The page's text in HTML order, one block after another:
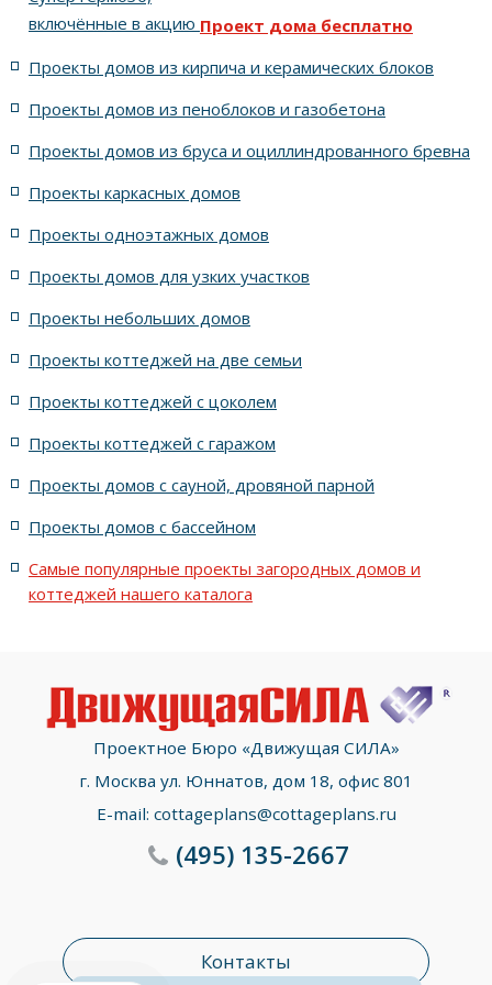
5 спален с цоколем и террасой
7 спален с крышей шале 5 спален и террасой
жилых в стиле Райта с 5 комнатами
жилых в английском стиле
жилых в современном стиле с террасой
с террасой и 6 комнатами
включённые в акциюПроект дома бесплатно
Проекты домов из кирпича и керамических блоков
Проекты домов из пеноблоков и газобетона
Проекты домов из бруса и оциллиндрованного бревна
Проекты каркасных домов
Проекты одноэтажных домов
Проекты домов для узких участков
Проекты небольших домов
Проекты коттеджей на две семьи
Проекты коттеджей с цоколем
Проекты коттеджей с гаражом
Проекты домов с сауной, дровяной парной
Проекты домов с бассейном
Самые популярные проекты загородных домов и
коттеджей нашего каталога
Проектное Бюро «Движущая СИЛА»
г. Москва ул. Юннатов, дом 18, офис 801
E-mail: cottageplans@cottageplans.ru
Контакты
(495)135-2667